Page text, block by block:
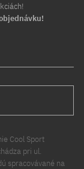
Cool Sport
pri ul.
spracovávané na